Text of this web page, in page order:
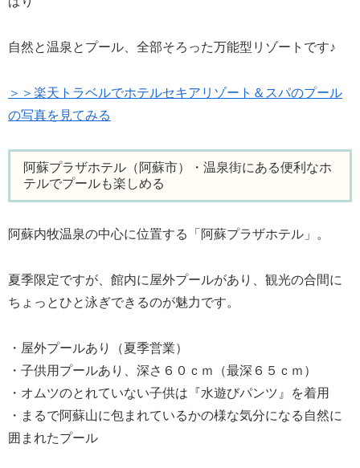
自然と温泉とプール、全部そろった万能型リゾートです♪
＞＞楽天トラベルでホテルセキアリゾート＆スパのプール
の写真を見てみる
阿蘇プラザホテル（阿蘇市）・温泉街にある便利なホ
テルでプールも楽しめる
阿蘇内牧温泉の中心に位置する「阿蘇プラザホテル」。
夏季限定ですが、館内に屋外プールがあり、観光の合間に
ちょっとひと泳ぎできるのが魅力です。
・屋外プールあり（夏季営業）
・子供用プールあり、深さ６０ｃｍ（最深６５ｃｍ）
・オムツのとれていない子供は『水遊びパンツ』を着用
・まるで阿蘇山に包まれているかの様な気分になる自然に
囲まれたプール